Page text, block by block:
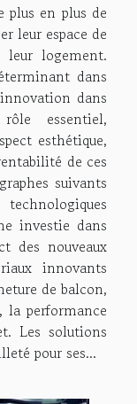
plus en plus de
leur espace de
logement.
dans
dans
essentiel,
esthétique,
de ces
suivants
investie dans
des nouveaux
innovants
de balcon,
performance
Les solutions
pour ses...